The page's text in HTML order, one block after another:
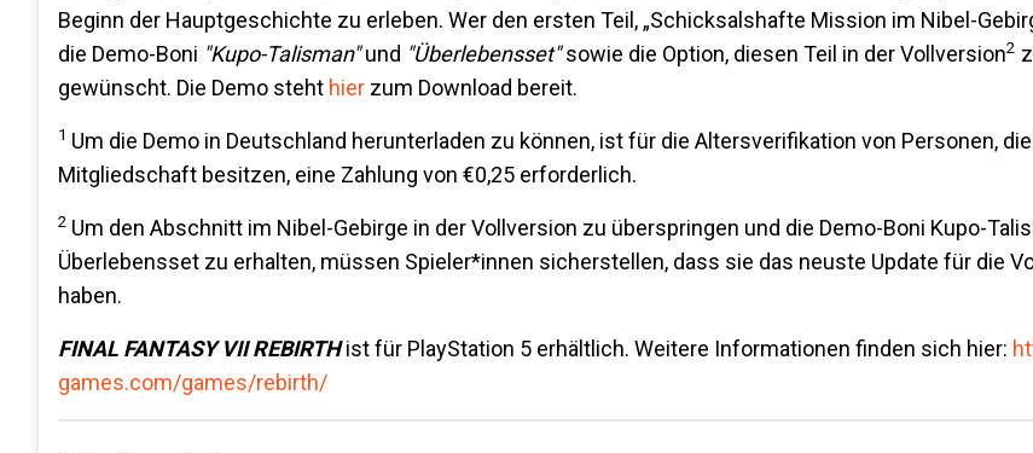
Beginn der Hauptgeschichte zu erleben. Wer den ersten Teil, „Schicksalshafte Mission im Nibel-
die Demo-Boni "Kupo-Talisman"und "Überlebensset"sowie die Option, diesen Teil in der Vollversion2
gewünscht. Die Demo steht hier zum Download bereit.
1 Um die Demo in Deutschland herunterladen zu können, ist für die Altersverifikation von Personen,
Mitgliedschaft besitzen, eine Zahlung von €0,25 erforderlich.
2 Um den Abschnitt im Nibel-Gebirge in der Vollversion zu überspringen und die Demo-Boni Kupo-
Überlebensset zu erhalten, müssen Spieler*innen sicherstellen, dass sie das neuste Update für die
haben.
FINAL FANTASY VII REBIRTHist für PlayStation 5 erhältlich. Weitere Informationen finden sich hier:
games.com/games/rebirth/